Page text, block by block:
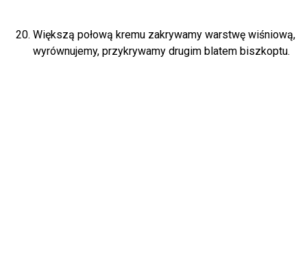
Większą połową kremu zakrywamy warstwę wiśniową,
wyrównujemy, przykrywamy drugim blatem biszkoptu.